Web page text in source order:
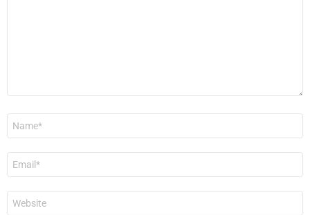
Nom
E-
mail
*
Site
web